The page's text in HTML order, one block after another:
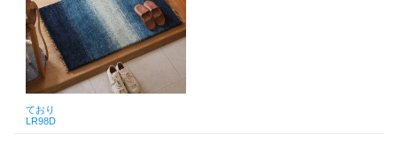
ており
LR98D